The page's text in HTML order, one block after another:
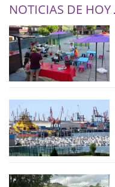
NOTICIAS DE HOY